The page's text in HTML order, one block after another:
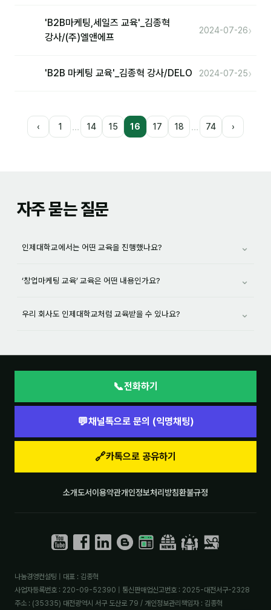
'B2B마케팅,세일즈 교육'_김종혁
강사/(주)엘앤에프
2024-07-26›
'B2B 마케팅 교육'_김종혁 강사/DELO 2024-07-25›
‹ 1 … 14 15 16 17 18 … 74 ›
자주 묻는 질문
인제대학교에서는 어떤 교육을 진행했나요? ⌄
‘창업마케팅 교육’ 교육은 어떤 내용인가요? ⌄
우리 회사도 인제대학교처럼 교육받을 수 있나요? ⌄
📞전화하기
💬채널톡으로 문의 (익명채팅)
🔗카톡으로 공유하기
소개도서이용약관개인정보처리방침환불규정
나눔경영컨설팅 | 대표 : 김종혁
사업자등록번호 : 220-09-52390 | 통신판매업신고번호 : 2025-대전서구-2328
주소 : (35335) 대전광역시 서구 도산로 79 / 개인정보관리책임자 : 김종혁